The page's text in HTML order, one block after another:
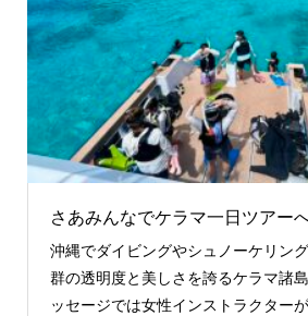
さあみんなでケラマ一日ツアー
沖縄でダイビングやシュノーケリン
群の透明度と美しさを誇るケラマ諸
ッセージでは女性インストラクター